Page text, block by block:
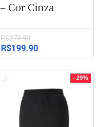
– Cor Cinza
R$279.90
O
preço
era:
R$279.90.
R$199.90O
preço
R$199.90.
- 29%